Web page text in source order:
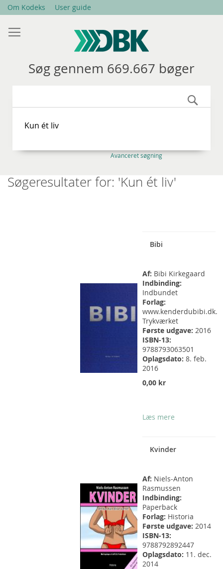
Skip
Content
Om Kodeks User guide
Søg gennem 669.667 bøger
Avanceret søgning
Søgeresultater for: 'Kun ét liv'
Bibi
Af: Bibi Kirkegaard
Indbinding:
Indbundet
Forlag:
www.kenderdubibi.dk.
Trykværket
Første udgave: 2016
ISBN-13:
9788793063501
Oplagsdato: 8. feb.
2016
0,00 kr
Læs mere
Kvinder
Af: Niels-Anton
Rasmussen
Indbinding:
Paperback
Forlag: Historia
Første udgave: 2014
ISBN-13:
9788792892447
Oplagsdato: 11. dec.
2014